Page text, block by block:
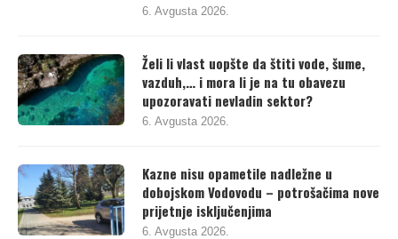
6. Avgusta 2026.
Želi li vlast uopšte da štiti vode, šume,
vazduh,… i mora li je na tu obavezu
upozoravati nevladin sektor?
6. Avgusta 2026.
Kazne nisu opametile nadležne u
dobojskom Vodovodu – potrošačima nove
prijetnje isključenjima
6. Avgusta 2026.